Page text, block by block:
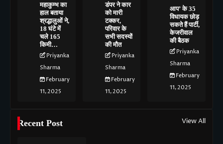
महाकुम्भ का
हाल बताया
श्रद्धालुओं ने,
18 घंटे में
चले 165
किमी…
Priyanka
Sharma
February
11, 2025
डंपर ने कार
को मारी
टक्कर,
परिवार के
सभी सदस्यों
की मौत
Priyanka
Sharma
February
11, 2025
आप’ के 35
विधायक छोड़
सकते हैं पार्टी,
केजरीवाल
की बैठक
Priyanka
Sharma
February
11, 2025
Recent Post View All